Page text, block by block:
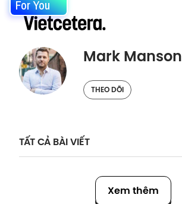
For You
Mark Manson
THEO DÕI
TẤT CẢ BÀI VIẾT
Xem thêm